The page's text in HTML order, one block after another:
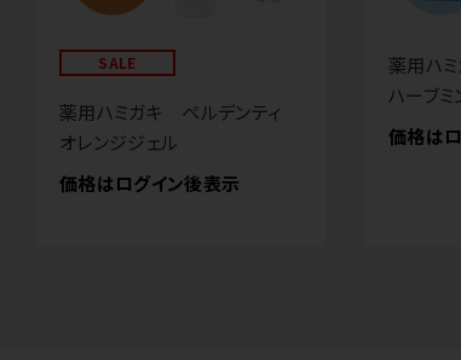
SALE
薬用ハミガキ ペルデンティ
オレンジジェル
価格はログイン後表示
薬用ハ
ハーブミ
価格は